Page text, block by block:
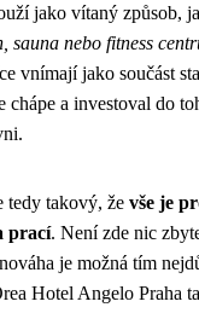
jako vítaný způsob,
sauna nebo fitness
vnímají jako součást
a investoval do
tedy takový, že vše je
prací. Není zde nic
je možná tím
Hotel Angelo Praha